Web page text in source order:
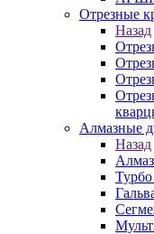
Отрезные
Назад
Алмазные
Назад